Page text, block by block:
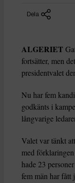
Dela
ALGERIET
fortsätter, men
presidentvalet
Nu har fem
godkänts i
långvarige
Valet var tänkt
med
hade 23
fem män har fått